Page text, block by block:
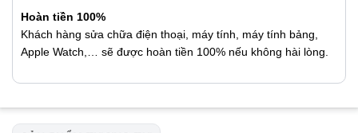
Hoàn tiền 100%
Khách hàng sửa chữa điện thoại, máy tính, máy tính bảng,
Apple Watch,… sẽ được hoàn tiền 100% nếu không hài lòng.